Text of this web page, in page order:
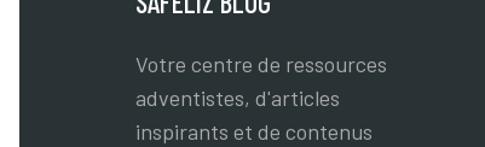
Votre centre de ressources
adventistes, d'articles
inspirants et de contenus